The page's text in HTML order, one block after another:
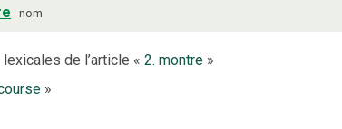
nom
de l’article «2. montre »
»